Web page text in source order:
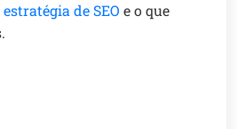
estratégia de SEO e o que